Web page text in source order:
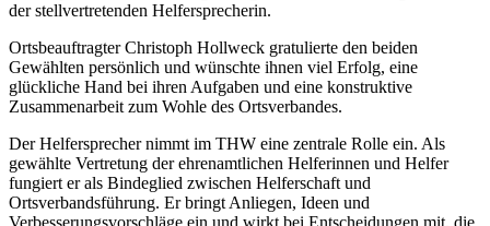
der stellvertretenden Helfersprecherin.
Ortsbeauftragter Christoph Hollweck gratulierte den beiden
Gewählten persönlich und wünschte ihnen viel Erfolg, eine
glückliche Hand bei ihren Aufgaben und eine konstruktive
Zusammenarbeit zum Wohle des Ortsverbandes.
Der Helfersprecher nimmt im THW eine zentrale Rolle ein. Als
gewählte Vertretung der ehrenamtlichen Helferinnen und Helfer
fungiert er als Bindeglied zwischen Helferschaft und
Ortsverbandsführung. Er bringt Anliegen, Ideen und
Verbesserungsvorschläge ein und wirkt bei Entscheidungen mit, die